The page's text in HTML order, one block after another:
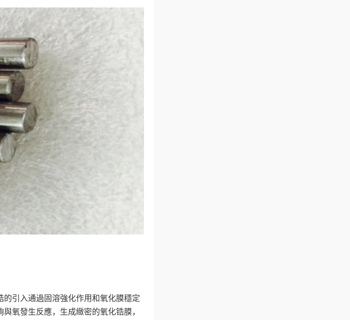
引入通過固溶強化作用和氧化膜穩定
氧發生反應，生成緻密的氧化锆膜，